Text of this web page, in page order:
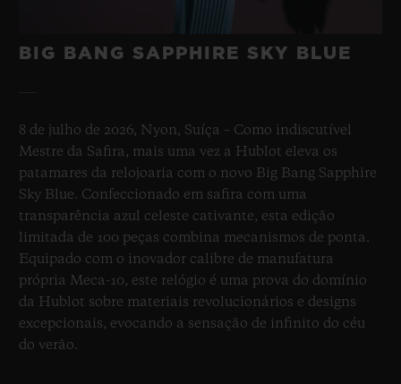
BIG BANG SAPPHIRE SKY BLUE
8 de julho de 2026, Nyon, Suíça – Como indiscutível
Mestre da Safira, mais uma vez a Hublot eleva os
patamares da relojoaria com o novo Big Bang Sapphire
Sky Blue. Confeccionado em safira com uma
transparência azul celeste cativante, esta edição
limitada de 100 peças combina mecanismos de ponta.
Equipado com o inovador calibre de manufatura
própria Meca-10, este relógio é uma prova do domínio
da Hublot sobre materiais revolucionários e designs
excepcionais, evocando a sensação de infinito do céu
do verão.